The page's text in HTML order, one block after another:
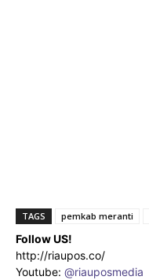
TAGS pemkab meranti
Follow US!
http://riaupos.co/
Youtube: @riauposmedia